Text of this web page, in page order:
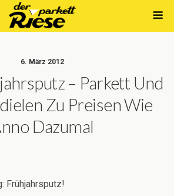
6. März 2012
– Parkett Und
Zu Preisen Wie
Dazumal
Frühjahrsputz!